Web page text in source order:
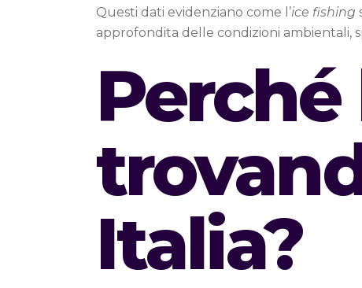
Questi dati evidenziano come l’ice fishing
approfondita delle condizioni ambientali,
Perché
Italia?